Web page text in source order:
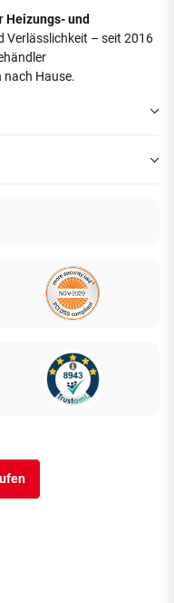
Heizungs- und
– seit 2016
Hause.